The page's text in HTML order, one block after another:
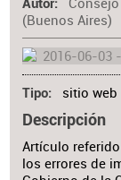
Autor
(Buenos Aires)
Tipo sitio web
Descripción
Artículo
los errores de